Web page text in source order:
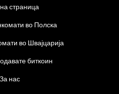
страница
во Полска
во Швајцарија
биткоин
За нас